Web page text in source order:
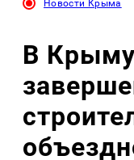
Новости Крыма
В Крыму